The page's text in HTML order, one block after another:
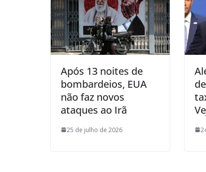
Após 13 noites de
bombardeios, EUA
não faz novos
ataques ao Irã
25 de julho de 2026